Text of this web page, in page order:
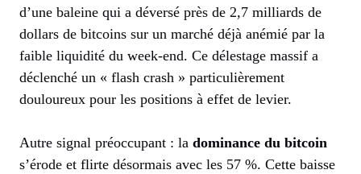
d’une baleine qui a déversé près de 2,7 milliards de
dollars de bitcoins sur un marché déjà anémié par la
faible liquidité du week-end. Ce délestage massif a
déclenché un « flash crash » particulièrement
douloureux pour les positions à effet de levier.
Autre signal préoccupant : la dominance du bitcoin
s’érode et flirte désormais avec les 57 %. Cette baisse